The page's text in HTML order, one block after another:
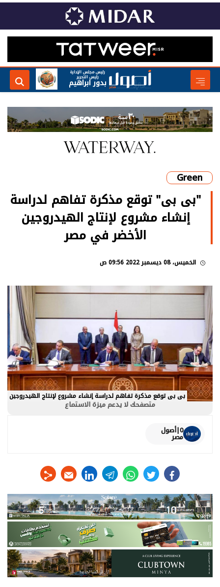
رئيس مجلس الإدارة
رئيس التحرير
بدور ابراهيم
Green
"بى بى" توقع مذكرة تفاهم لدراسة
إنشاء مشروع لإنتاج الهيدروجين
الأخضر في مصر
الخميس، 08 ديسمبر 2022 09:56 ص
بى بى توقع مذكرة تفاهم لدراسة إنشاء مشروع لإنتاج الهيدروجين
متصفحك لا يدعم ميزة الاستماع
0|أصول
مصر
facebook
twitter
whats
telegram
linkedin